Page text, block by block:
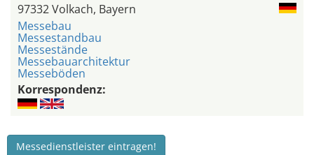
97332 Volkach, Bayern
Messebau
Messestandbau
Messestände
Messebauarchitektur
Messeböden
Korrespondenz:
Messedienstleister eintragen!